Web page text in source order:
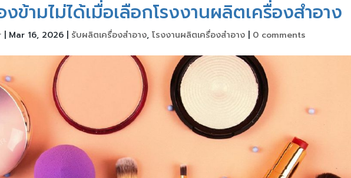
ข้ามไม่ได้เมื่อเลือกโรงงานผลิตเครื่องสำอาง
Mar 16, 2026 รับผลิตเครื่องสำอาง,โรงงานผลิตเครื่องสำอาง 0 comments